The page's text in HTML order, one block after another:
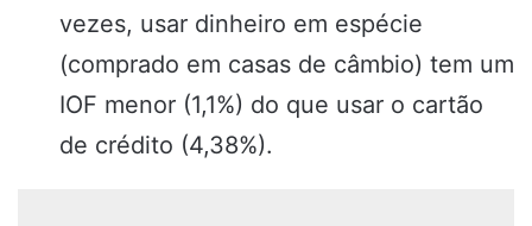
vezes, usar dinheiro em espécie
(comprado em casas de câmbio) tem um
IOF menor (1,1%) do que usar o cartão
de crédito (4,38%).